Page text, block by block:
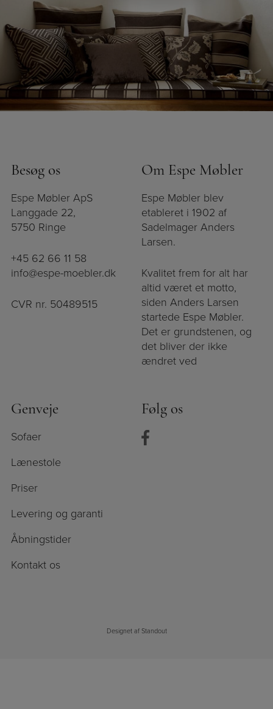
Besøg os
Espe Møbler ApS
Langgade 22,
5750 Ringe
+45 62 66 11 58
info@espe-moebler.dk
CVR nr. 50489515
Om Espe Møbler
Espe Møbler blev
etableret i 1902 af
Sadelmager Anders
Larsen.
Kvalitet frem for alt har
altid været et motto,
siden Anders Larsen
startede Espe Møbler.
Det er grundstenen, og
det bliver der ikke
ændret ved
Genveje
Sofaer
Lænestole
Priser
Levering og garanti
Åbningstider
Kontakt os
Følg os
Designet af Standout